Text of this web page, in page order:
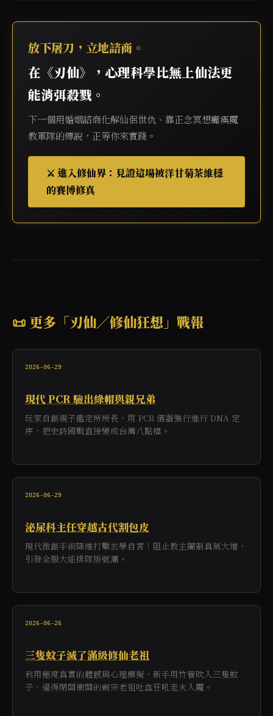
放下屠刀，立地諮商。
在《刃仙》，心理科學比無上仙法更
能消弭殺戮。
下一個用婚姻諮商化解仙侶世仇、靠正念冥想癱瘓魔
教軍隊的傳說，正等你來實踐。
⚔️ 進入修仙界：見證這場被洋甘菊茶維穩
的賽博修真
📜 更多「刃仙／修仙狂想」戰報
2026-06-29
現代 PCR 驗出綠帽與親兄弟
玩家自創親子鑑定所所長，用 PCR 儀器強行進行 DNA 定
序，把史詩國戰直接變成台灣八點檔。
2026-06-29
泌尿科主任穿越古代割包皮
現代微創手術降維打擊玄學自宮！阻止教主閹割真氣大增，
引發全服大能排隊掛號潮。
2026-06-26
三隻蚊子滅了滿級修仙老祖
利用極度真實的體感與心理模擬，新手用竹管吹入三隻蚊
子，逼得閉關衝關的劍宗老祖吐血狂吼走火入魔。